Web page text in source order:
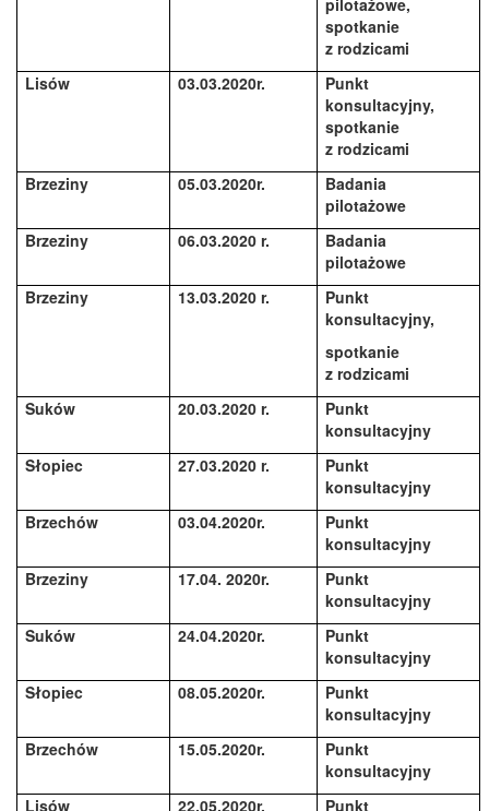
spotkanie
z rodzicami
Lisów
03.03.2020r.
Punkt
konsultacyjny,
spotkanie
z rodzicami
Brzeziny
05.03.2020r.
Badania
pilotażowe
Brzeziny
06.03.2020 r.
Badania
pilotażowe
Brzeziny
13.03.2020 r.
Punkt
konsultacyjny,
spotkanie
z rodzicami
Suków
20.03.2020 r.
Punkt
konsultacyjny
Słopiec
27.03.2020 r.
Punkt
konsultacyjny
Brzechów
03.04.2020r.
Punkt
konsultacyjny
Brzeziny
17.04. 2020r.
Punkt
konsultacyjny
Suków
24.04.2020r.
Punkt
konsultacyjny
Słopiec
08.05.2020r.
Punkt
konsultacyjny
Brzechów
15.05.2020r.
Punkt
konsultacyjny
Lisów
22.05.2020r.
Punkt